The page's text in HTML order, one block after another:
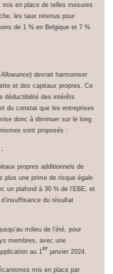
en place de telles mesures
les taux retenus pour
de 1 % en Belgique et 7 %
) devrait harmoniser
et des capitaux propres. Ce
déductibilité des intérêts
du constat que les entreprises
donc à diminuer sur le long
sont proposés :
;
propres additionnels de
plus une prime de risque égale
un plafond à 30 % de l’EBE, et
du résultat
milieu de l’été, pour
membres, avec une
au 1 er janvier 2024.
mis en place par